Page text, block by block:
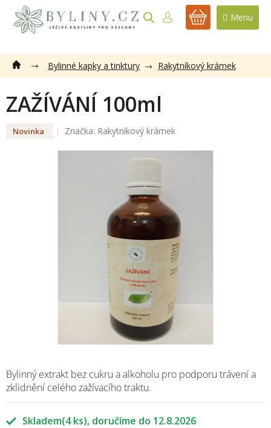
obsah
NÁKUPNÍ
Bylinné kapky a tinktury Rakytníkový krámek
ZAŽÍVÁNÍ 100ml
Novinka Značka: Rakytníkový krámek
Skladem(4 ks) 12.8.2026
Bylinný extrakt bez cukru a alkoholu pro podporu trávení a
zklidnění celého zažívacího traktu.